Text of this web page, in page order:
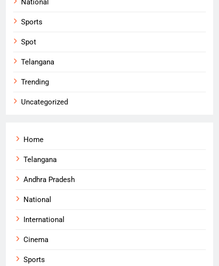
National
Sports
Spot
Telangana
Trending
Uncategorized
Home
Telangana
Andhra Pradesh
National
International
Cinema
Sports